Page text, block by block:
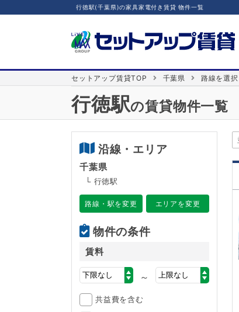
行徳駅(千葉県)の家具家電付き賃貸 物件一覧
セットアップ賃貸TOP 千葉県 路線を選択
行徳駅の賃貸物件一覧
沿線・エリア
千葉県
└ 行徳駅
路線・駅を変更 エリアを変更
物件の条件
賃料
～
共益費を含む